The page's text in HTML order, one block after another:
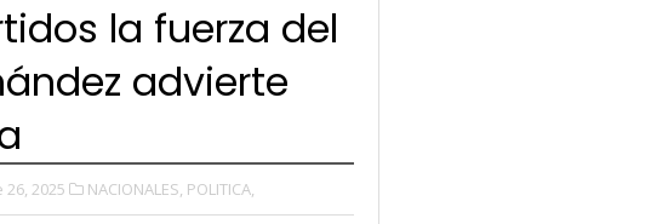
la fuerza del
advierte
2025 NACIONALES, POLITICA,